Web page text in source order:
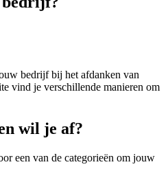
bedrijf bij het afdanken van
vind je verschillende manieren om
wil je af?
een van de categorieën om jouw